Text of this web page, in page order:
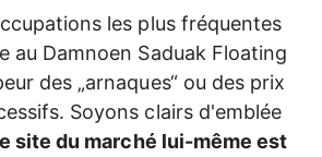
les plus fréquentes
au Damnoen Saduak Floating
des „arnaques“ ou des prix
Soyons clairs d'emblée
site du marché lui-même est